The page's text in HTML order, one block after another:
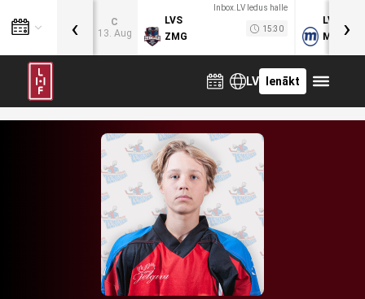
C
13. Aug
Inbox.LV ledus halle
LVS
ZMG
15:30
LVB
MOG
‹ ›
LV Ienākt